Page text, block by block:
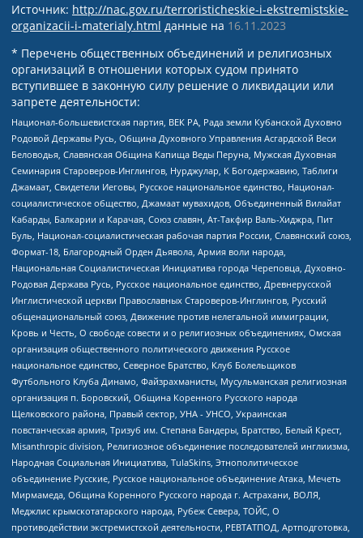
Источник: http://nac.gov.ru/terroristicheskie-i-ekstremistskie-
organizacii-i-materialy.html данные на 16.11.2023
* Перечень общественных объединений и религиозных
организаций в отношении которых судом принято
вступившее в законную силу решение о ликвидации или
запрете деятельности:
Национал-большевистская партия, ВЕК РА, Рада земли Кубанской Духовно
Родовой Державы Русь, Община Духовного Управления Асгардской Веси
Беловодья, Славянская Община Капища Веды Перуна, Мужская Духовная
Семинария Староверов-Инглингов, Нурджулар, К Богодержавию, Таблиги
Джамаат, Свидетели Иеговы, Русское национальное единство, Национал-
социалистическое общество, Джамаат мувахидов, Объединенный Вилайат
Кабарды, Балкарии и Карачая, Союз славян, Ат-Такфир Валь-Хиджра, Пит
Буль, Национал-социалистическая рабочая партия России, Славянский союз,
Формат-18, Благородный Орден Дьявола, Армия воли народа,
Национальная Социалистическая Инициатива города Череповца, Духовно-
Родовая Держава Русь, Русское национальное единство, Древнерусской
Инглистической церкви Православных Староверов-Инглингов, Русский
общенациональный союз, Движение против нелегальной иммиграции,
Кровь и Честь, О свободе совести и о религиозных объединениях, Омская
организация общественного политического движения Русское
национальное единство, Северное Братство, Клуб Болельщиков
Футбольного Клуба Динамо, Файзрахманисты, Мусульманская религиозная
организация п. Боровский, Община Коренного Русского народа
Щелковского района, Правый сектор, УНА - УНСО, Украинская
повстанческая армия, Тризуб им. Степана Бандеры, Братство, Белый Крест,
Misanthropic division, Религиозное объединение последователей инглиизма,
Народная Социальная Инициатива, TulaSkins, Этнополитическое
объединение Русские, Русское национальное объединение Атака, Мечеть
Мирмамеда, Община Коренного Русского народа г. Астрахани, ВОЛЯ,
Меджлис крымскотатарского народа, Рубеж Севера, ТОЙС, О
противодействии экстремистской деятельности, РЕВТАТПОД, Артподготовка,